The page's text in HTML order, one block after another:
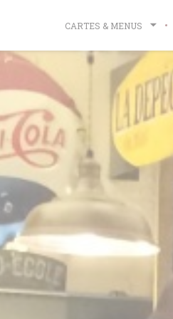
CARTES & MENUS